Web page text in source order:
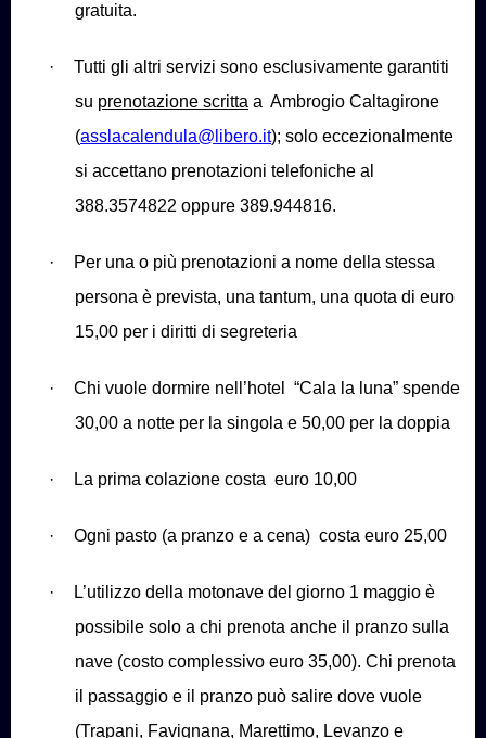
gratuita.
·
Tutti gli altri servizi sono esclusivamente garantiti
su prenotazione scritta a Ambrogio Caltagirone
(asslacalendula@libero.it); solo eccezionalmente
si accettano prenotazioni telefoniche al
388.3574822 oppure 389.944816.
·
Per una o più prenotazioni a nome della stessa
persona è prevista, una tantum, una quota di euro
15,00 per i diritti di segreteria
· Chi vuole dormire nell’hotel
“Cala la luna” spende
30,00 a notte per la singola e 50,00 per la doppia
· La prima colazione costa euro 10,00
· Ogni pasto (a pranzo e a cena) costa euro 25,00
·
L’utilizzo della motonave del giorno 1 maggio è
possibile solo a chi prenota anche il pranzo sulla
nave (costo complessivo euro 35,00). Chi prenota
il passaggio e il pranzo può salire dove vuole
(Trapani, Favignana, Marettimo, Levanzo e